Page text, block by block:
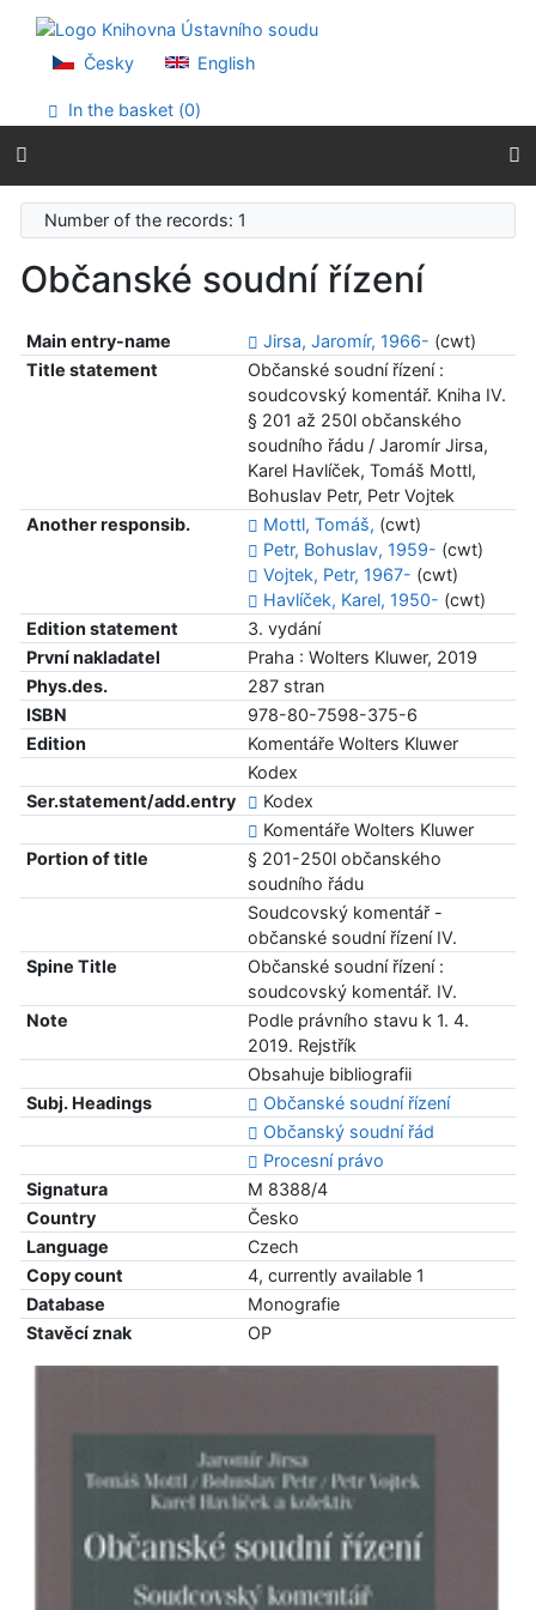
Go to menu
Accessibility declaration
Česky English
In the basket (0)
Number of the records: 1
Občanské soudní řízení
Main entry-name Jirsa, Jaromír, 1966- (cwt)
Title statement
Občanské soudní řízení :
soudcovský komentář. Kniha IV.
§ 201 až 250l občanského
soudního řádu / Jaromír Jirsa,
Karel Havlíček, Tomáš Mottl,
Bohuslav Petr, Petr Vojtek
Another responsib.
Mottl, Tomáš, (cwt)
Petr, Bohuslav, 1959- (cwt)
Vojtek, Petr, 1967- (cwt)
Havlíček, Karel, 1950- (cwt)
Edition statement
3. vydání
První nakladatel
Praha : Wolters Kluwer, 2019
Phys.des.
287 stran
ISBN
978-80-7598-375-6
Edition
Komentáře Wolters Kluwer
Kodex
Ser.statement/add.entry
Kodex
Komentáře Wolters Kluwer
Portion of title
§ 201-250l občanského
soudního řádu
Soudcovský komentář -
občanské soudní řízení IV.
Spine Title
Občanské soudní řízení :
soudcovský komentář. IV.
Note
Podle právního stavu k 1. 4.
2019. Rejstřík
Obsahuje bibliografii
Subj. Headings
Občanské soudní řízení
Občanský soudní řád
Procesní právo
Signatura
M 8388/4
Country
Česko
Language
Czech
Copy count
4, currently available 1
Database
Monografie
Stavěcí znak
OP